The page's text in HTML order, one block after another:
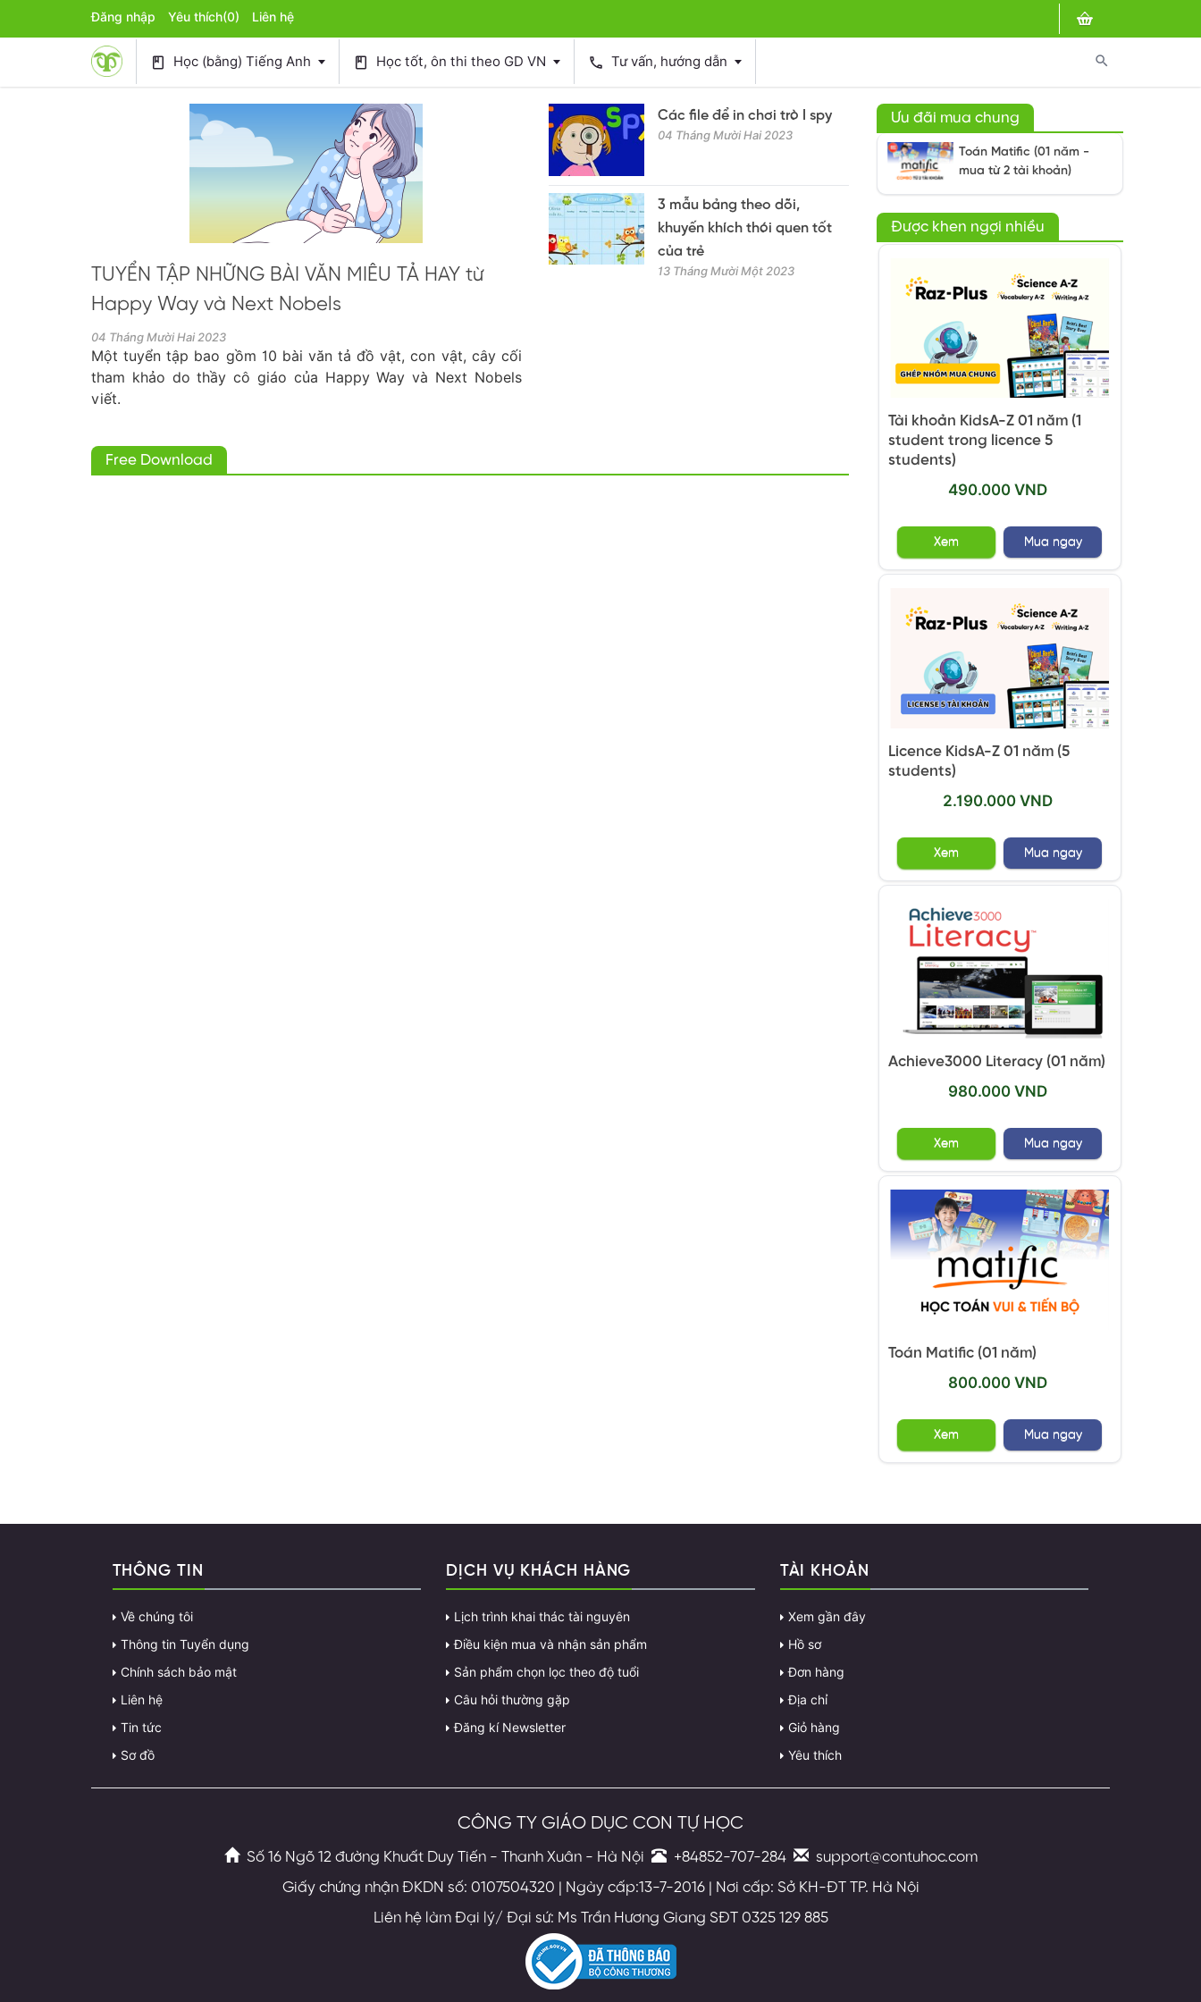
Đăng nhập Yêu thích(0) Liên hệ
search
book Học (bằng) Tiếng Anh book Học tốt, ôn thi theo GD VN phone Tư vấn, hướng dẫn
TUYỂN TẬP NHỮNG BÀI VĂN MIÊU TẢ HAY từ
Happy Way và Next Nobels
04 Tháng Mười Hai 2023
Một tuyển tập bao gồm 10 bài văn tả đồ vật, con vật, cây cối
tham khảo do thầy cô giáo của Happy Way và Next Nobels
viết.
Các file để in chơi trò I spy
04 Tháng Mười Hai 2023
3 mẫu bảng theo dõi,
khuyến khích thói quen tốt
của trẻ
13 Tháng Mười Một 2023
Free Download
Ưu đãi mua chung
Toán Matific (01 năm -
mua từ 2 tài khoản)
Được khen ngợi nhiều
Tài khoản KidsA-Z 01 năm (1
student trong licence 5
students)
490.000 VND
Xem Mua ngay
Licence KidsA-Z 01 năm (5
students)
2.190.000 VND
Xem Mua ngay
Achieve3000 Literacy (01 năm)
980.000 VND
Xem Mua ngay
Toán Matific (01 năm)
800.000 VND
Xem Mua ngay
THÔNG TIN
Về chúng tôi
Thông tin Tuyển dụng
Chính sách bảo mật
Liên hệ
Tin tức
Sơ đồ
DỊCH VỤ KHÁCH HÀNG
Lịch trình khai thác tài nguyên
Điều kiện mua và nhận sản phẩm
Sản phẩm chọn lọc theo độ tuổi
Câu hỏi thường gặp
Đăng kí Newsletter
TÀI KHOẢN
Xem gần đây
Hồ sơ
Đơn hàng
Địa chỉ
Giỏ hàng
Yêu thích
CÔNG TY GIÁO DỤC CON TỰ HỌC
Số 16 Ngõ 12 đường Khuất Duy Tiến - Thanh Xuân - Hà Nội +84852-707-284
support@contuhoc.com
Giấy chứng nhận ĐKDN số: 0107504320 | Ngày cấp:13-7-2016 | Nơi cấp: Sở KH-ĐT TP. Hà Nội
Liên hệ làm Đại lý/ Đại sứ: Ms Trần Hương Giang SĐT 0325 129 885